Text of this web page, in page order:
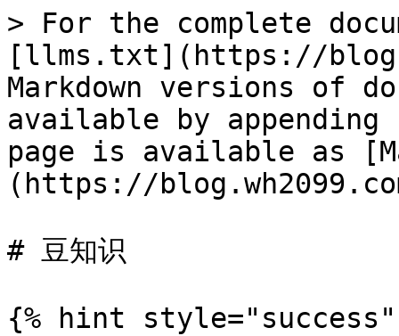
> For the complete
[llms.txt](https://
Markdown versions of
available by
page is available as
(https://
# 豆知识
{% hint style="success"